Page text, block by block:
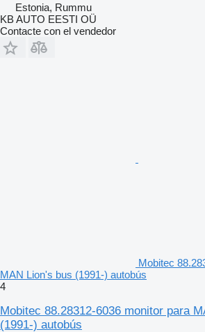
Estonia, Rummu
KB AUTO EESTI OÜ
Contacte con el vendedor
Mobitec
MAN Lion's bus (1991-) autobús
4
Mobitec 88.28312-6036 monitor para
(1991-) autobús